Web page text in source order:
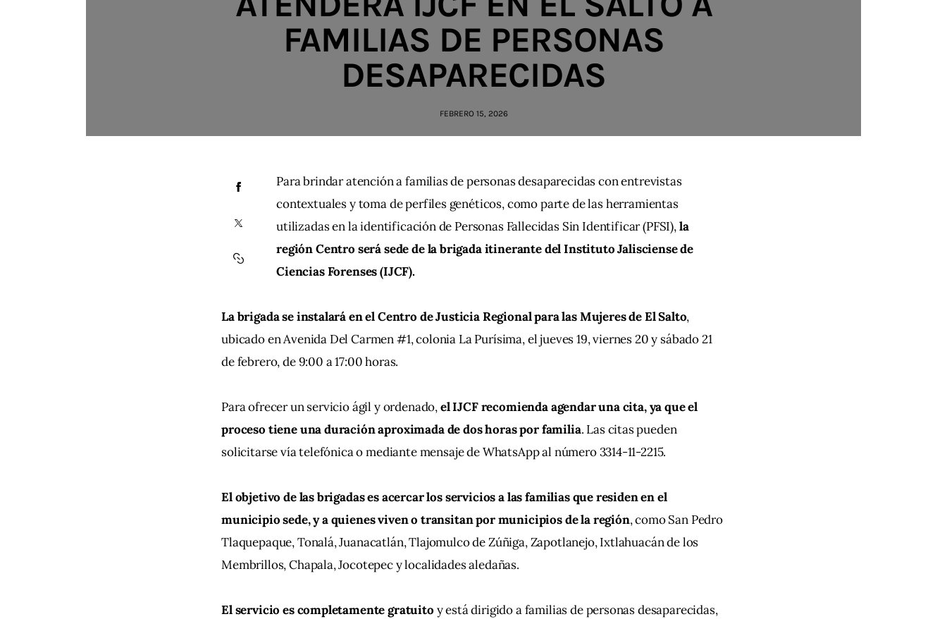
FAMILIAS DE PERSONAS
DESAPARECIDAS
FEBRERO 15, 2026
Para brindar atención a familias de personas desaparecidas con entrevistas
contextuales y toma de perfiles genéticos, como parte de las herramientas
utilizadas en la identificación de Personas Fallecidas Sin Identificar (PFSI), la
región Centro será sede de la brigada itinerante del Instituto Jalisciense de
Ciencias Forenses (IJCF).
La brigada se instalará en el Centro de Justicia Regional para las Mujeres de El Salto,
ubicado en Avenida Del Carmen #1, colonia La Purísima, el jueves 19, viernes 20 y sábado 21
de febrero, de 9:00 a 17:00 horas.
Para ofrecer un servicio ágil y ordenado, el IJCF recomienda agendar una cita, ya que el
proceso tiene una duración aproximada de dos horas por familia. Las citas pueden
solicitarse vía telefónica o mediante mensaje de WhatsApp al número 3314-11-2215.
El objetivo de las brigadas es acercar los servicios a las familias que residen en el
municipio sede, y a quienes viven o transitan por municipios de la región, como San Pedro
Tlaquepaque, Tonalá, Juanacatlán, Tlajomulco de Zúñiga, Zapotlanejo, Ixtlahuacán de los
Membrillos, Chapala, Jocotepec y localidades aledañas.
El servicio es completamente gratuito y está dirigido a familias de personas desaparecidas,